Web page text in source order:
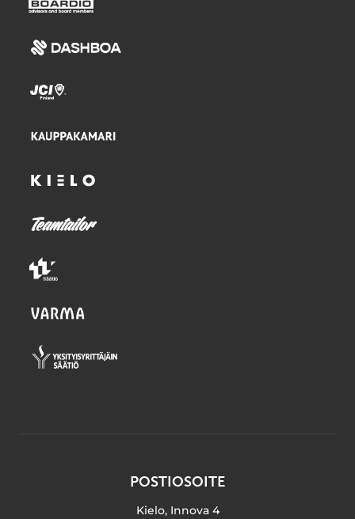
POSTIOSOITE
Kielo, Innova 4